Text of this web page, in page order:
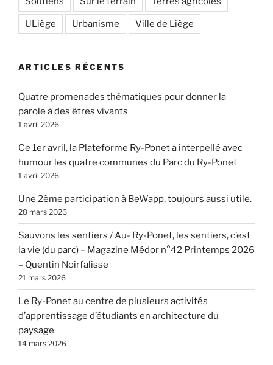
ULiège Urbanisme Ville de Liège
ARTICLES RÉCENTS
Quatre promenades thématiques pour donner la
parole à des êtres vivants
1 avril 2026
Ce 1er avril, la Plateforme Ry-Ponet a interpellé avec
humour les quatre communes du Parc du Ry-Ponet
1 avril 2026
Une 2ème participation à BeWapp, toujours aussi utile.
28 mars 2026
Sauvons les sentiers / Au- Ry-Ponet, les sentiers, c’est
la vie (du parc) – Magazine Médor n°42 Printemps 2026
– Quentin Noirfalisse
21 mars 2026
Le Ry-Ponet au centre de plusieurs activités
d’apprentissage d’étudiants en architecture du
paysage
14 mars 2026